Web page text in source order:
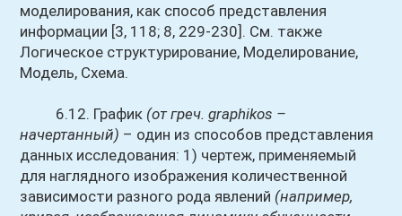
моделирования, как способ представления
информации [3, 118; 8, 229-230]. См. также
Логическое структурирование, Моделирование,
Модель, Схема.
6.12. График (от греч. graphikos –
начертанный) – один из способов представления
данных исследования: 1) чертеж, применяемый
для наглядного изображения количественной
зависимости разного рода явлений (например,